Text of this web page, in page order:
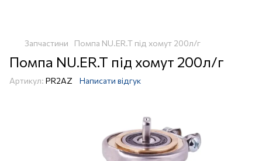
Запчастини Помпа NU.ER.T під хомут 200л/г
Помпа NU.ER.T під хомут 200л/г
Артикул: PR2AZ Написати відгук